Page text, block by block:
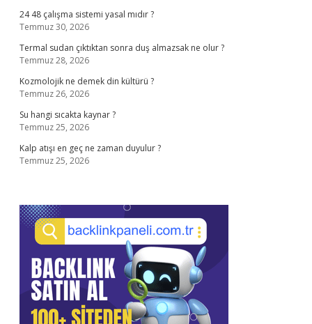
24 48 çalışma sistemi yasal mıdır ?
Temmuz 30, 2026
Termal sudan çıktıktan sonra duş almazsak ne olur ?
Temmuz 28, 2026
Kozmolojik ne demek din kültürü ?
Temmuz 26, 2026
Su hangi sıcakta kaynar ?
Temmuz 25, 2026
Kalp atışı en geç ne zaman duyulur ?
Temmuz 25, 2026